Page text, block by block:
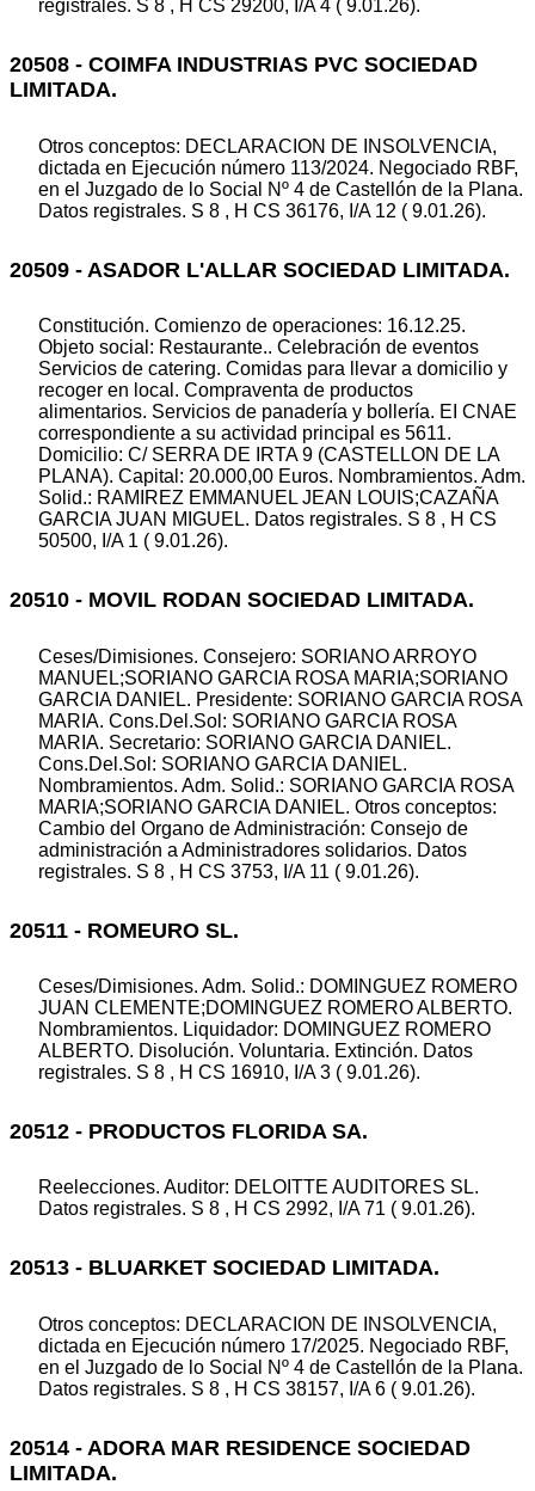
registrales. S 8 , H CS 29200, I/A 4 ( 9.01.26).
20508 - COIMFA INDUSTRIAS PVC SOCIEDAD
LIMITADA.
Otros conceptos: DECLARACION DE INSOLVENCIA,
dictada en Ejecución número 113/2024. Negociado RBF,
en el Juzgado de lo Social Nº 4 de Castellón de la Plana.
Datos registrales. S 8 , H CS 36176, I/A 12 ( 9.01.26).
20509 - ASADOR L'ALLAR SOCIEDAD LIMITADA.
Constitución. Comienzo de operaciones: 16.12.25.
Objeto social: Restaurante.. Celebración de eventos
Servicios de catering. Comidas para llevar a domicilio y
recoger en local. Compraventa de productos
alimentarios. Servicios de panadería y bollería. EI CNAE
correspondiente a su actividad principal es 5611.
Domicilio: C/ SERRA DE IRTA 9 (CASTELLON DE LA
PLANA). Capital: 20.000,00 Euros. Nombramientos. Adm.
Solid.: RAMIREZ EMMANUEL JEAN LOUIS;CAZAÑA
GARCIA JUAN MIGUEL. Datos registrales. S 8 , H CS
50500, I/A 1 ( 9.01.26).
20510 - MOVIL RODAN SOCIEDAD LIMITADA.
Ceses/Dimisiones. Consejero: SORIANO ARROYO
MANUEL;SORIANO GARCIA ROSA MARIA;SORIANO
GARCIA DANIEL. Presidente: SORIANO GARCIA ROSA
MARIA. Cons.Del.Sol: SORIANO GARCIA ROSA
MARIA. Secretario: SORIANO GARCIA DANIEL.
Cons.Del.Sol: SORIANO GARCIA DANIEL.
Nombramientos. Adm. Solid.: SORIANO GARCIA ROSA
MARIA;SORIANO GARCIA DANIEL. Otros conceptos:
Cambio del Organo de Administración: Consejo de
administración a Administradores solidarios. Datos
registrales. S 8 , H CS 3753, I/A 11 ( 9.01.26).
20511 - ROMEURO SL.
Ceses/Dimisiones. Adm. Solid.: DOMINGUEZ ROMERO
JUAN CLEMENTE;DOMINGUEZ ROMERO ALBERTO.
Nombramientos. Liquidador: DOMINGUEZ ROMERO
ALBERTO. Disolución. Voluntaria. Extinción. Datos
registrales. S 8 , H CS 16910, I/A 3 ( 9.01.26).
20512 - PRODUCTOS FLORIDA SA.
Reelecciones. Auditor: DELOITTE AUDITORES SL.
Datos registrales. S 8 , H CS 2992, I/A 71 ( 9.01.26).
20513 - BLUARKET SOCIEDAD LIMITADA.
Otros conceptos: DECLARACION DE INSOLVENCIA,
dictada en Ejecución número 17/2025. Negociado RBF,
en el Juzgado de lo Social Nº 4 de Castellón de la Plana.
Datos registrales. S 8 , H CS 38157, I/A 6 ( 9.01.26).
20514 - ADORA MAR RESIDENCE SOCIEDAD
LIMITADA.